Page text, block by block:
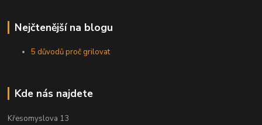
Nejčtenější na blogu
5 důvodů proč grilovat
Kde nás najdete
Křesomyslova 13